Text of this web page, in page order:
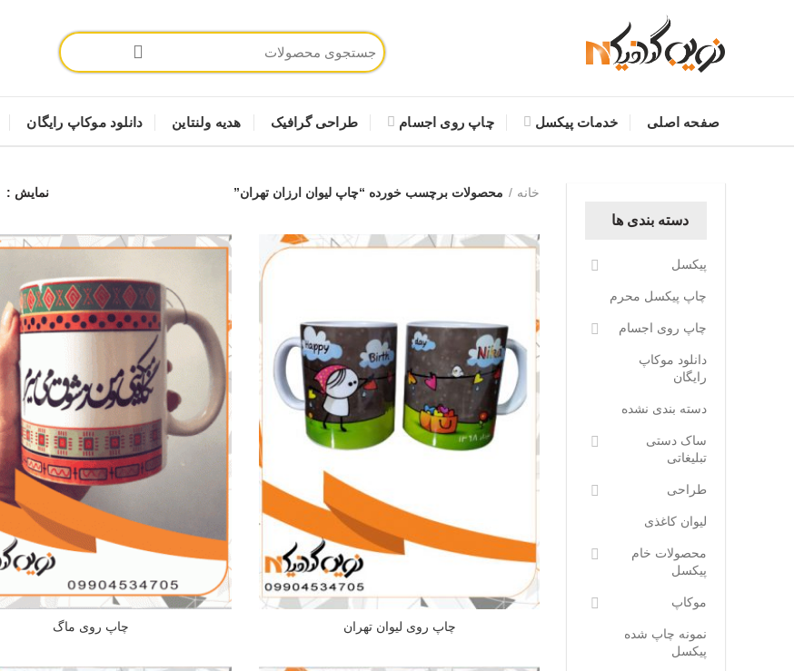
صفحه اصلی خدمات پیکسل چاپ روی اجسام طراحی گرافیک هدیه ولنتاین دانلود موکاپ رایگان
خانه محصولات برچسب خورده “چاپ لیوان ارزان تهران” نمایش
چاپ روی لیوان تهران چاپ روی ماگ
دسته بندی ها
پیکسل
چاپ پیکسل محرم
چاپ روی اجسام
دانلود موکاپ
رایگان
دسته بندی نشده
ساک دستی
تبلیغاتی
طراحی
لیوان کاغذی
محصولات خام
پیکسل
موکاپ
نمونه چاپ شده
پیکسل